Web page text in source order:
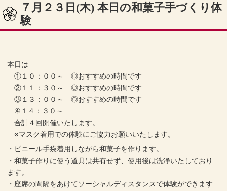
７月２３日(木) 本日の和菓子手づくり体
験
本日は
①１０：００～ ◎おすすめの時間です
②１１：３０～ ◎おすすめの時間です
③１３：００～ ◎おすすめの時間です
④１４：３０～
合計４回開催いたします。
※マスク着用での体験にご協力お願いいたします。
・ビニール手袋着用しながら和菓子を作ります。
・和菓子作りに使う道具は共有せず、使用後は洗浄いたしており
ます。
・座席の間隔をあけてソーシャルディスタンスで体験ができます